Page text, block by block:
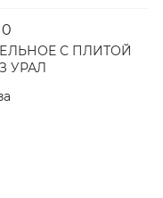
С ПЛИТОЙ
УРАЛ